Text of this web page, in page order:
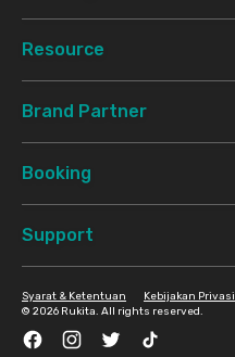
Resource
Brand Partner
Booking
Support
© 2026 Rukita. All rights reserved.
Syarat & Ketentuan Kebijakan Privasi
FacebookInstagramTwitter TikTok